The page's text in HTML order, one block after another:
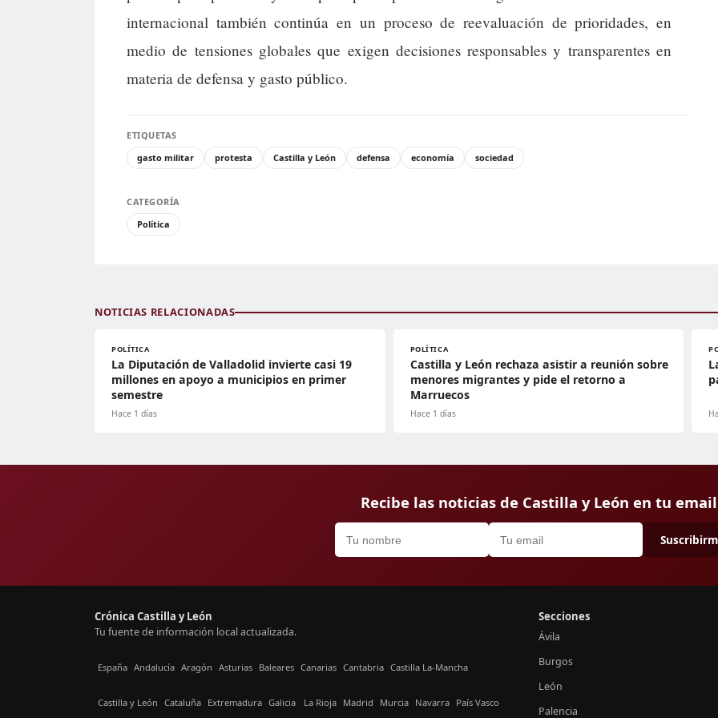
internacional también continúa en un proceso de reevaluación de prioridades, en
medio de tensiones globales que exigen decisiones responsables y transparentes en
materia de defensa y gasto público.
ETIQUETAS
gasto militar
protesta Castilla y León defensa economía sociedad
CATEGORÍA
Política
NOTICIAS RELACIONADAS
POLÍTICA
La Diputación de Valladolid invierte casi 19
millones en apoyo a municipios en primer
semestre
Hace 1 días
POLÍTICA
Castilla y León rechaza asistir a reunión sobre
menores migrantes y pide el retorno a
Marruecos
Hace 1 días
Recibe las noticias de Castilla y León en tu email
Crónica Castilla y León
Tu fuente de información local actualizada.
España Andalucía Aragón Asturias Baleares Canarias Cantabria Castilla La-Mancha
Castilla y León Cataluña Extremadura Galicia La Rioja Madrid Murcia Navarra País Vasco
Secciones
Ávila
Burgos
León
Palencia